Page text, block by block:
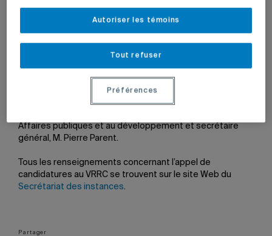
10 mars 2008 à 5 h 03
L’appel de candidatures est lancé pour combler le poste
de vice-rectrice, vice-recteur à la Recherche et à la
création. Les candidats intéressés ont jusqu’au jeudi 27
mars, à midi, pour transmettre leur candidature
Affaires publiques et au développement et secrétaire
général, M. Pierre Parent.
Tous les renseignements concernant l’appel de
candidatures au VRRC se trouvent sur le site Web du
Secrétariat des instances.
Partager
Tout refuser
Autoriser les témoins
Préférences